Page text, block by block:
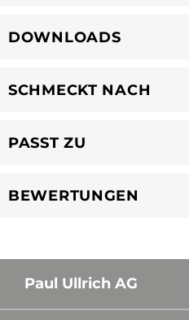
DOWNLOADS
SCHMECKT NACH
PASST ZU
BEWERTUNGEN
Paul Ullrich AG